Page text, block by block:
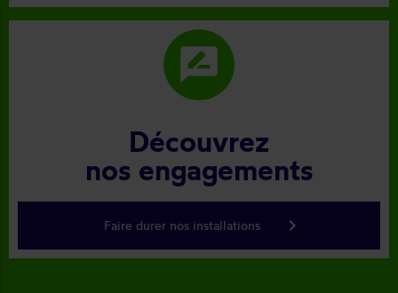
rate_review
Découvrez
nos engagements
Faire durer nos installations keyboard_arrow_right